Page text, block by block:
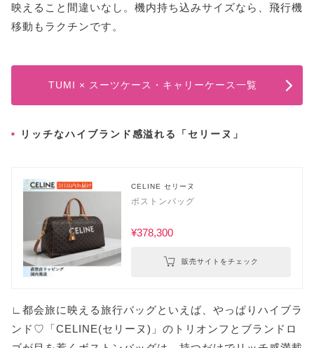
映えること間違いなし。機内持ち込みサイズなら、飛行機
移動もラクチンです。
TUMI × スーツケース・キャリーケース一覧
リッチなハイブランド感溢れる「セリーヌ」
CELINE セリーヌ
ボストンバッグ
¥378,300
販売サイトをチェック
∟都会旅に映える旅行バッグといえば、やっぱりハイブラ
ンド♡「CELINE(セリーヌ)」のトリオンフとブランドロ